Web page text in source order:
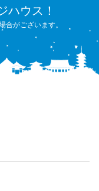
ハウス！
がございます。